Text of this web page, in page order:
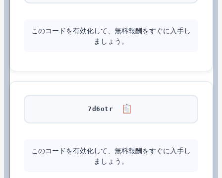
このコードを有効化して、無料報酬をすぐに入手し
ましょう。
7d6otr
このコードを有効化して、無料報酬をすぐに入手し
ましょう。